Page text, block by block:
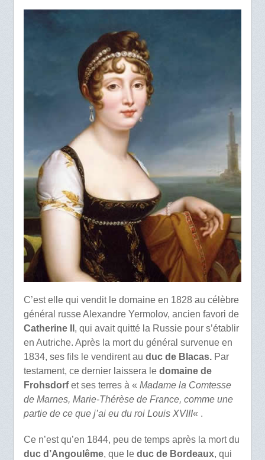
C’est elle qui vendit le domaine en 1828 au célèbre
général russe Alexandre Yermolov, ancien favori de
Catherine II , qui avait quitté la Russie pour s’établir
en Autriche. Après la mort du général survenue en
1834, ses fils le vendirent au duc de Blacas.Par
testament, ce dernier laissera le domaine de
Frohsdorfet ses terres à « Madame la Comtesse
de Marnes, Marie-Thérèse de France, comme une
partie de ce que j’ai eu du roi Louis XVIII« .
Ce n’est qu’en 1844, peu de temps après la mort du
duc d’Angoulême, que le duc de Bordeaux, qui